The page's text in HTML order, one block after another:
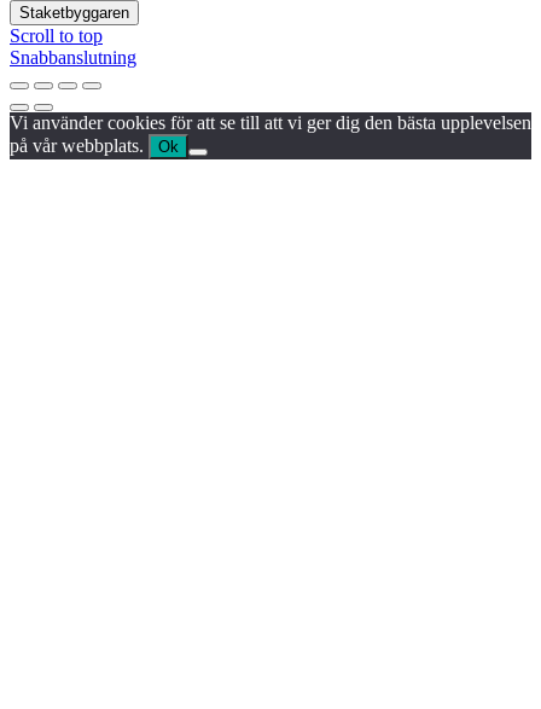
Staketbyggaren
Scroll to top
Snabbanslutning
Vi använder cookies för att se till att vi ger dig den bästa upplevelsen
på vår webbplats.
Ok